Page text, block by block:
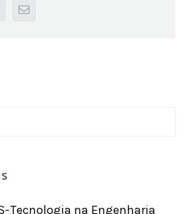
whatsappEmail
Tecnologia na Engenharia